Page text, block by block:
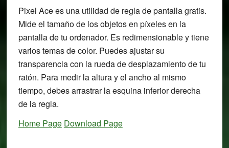
Pixel Ace es una utilidad de regla de pantalla gratis.
Mide el tamaño de los objetos en píxeles en la
pantalla de tu ordenador. Es redimensionable y tiene
varios temas de color. Puedes ajustar su
transparencia con la rueda de desplazamiento de tu
ratón. Para medir la altura y el ancho al mismo
tiempo, debes arrastrar la esquina inferior derecha
de la regla.
Home Page Download Page